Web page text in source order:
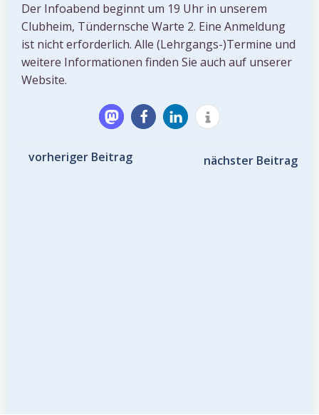
Der Infoabend beginnt um 19 Uhr in unserem
Clubheim, Tündernsche Warte 2. Eine Anmeldung
ist nicht erforderlich. Alle (Lehrgangs-)Termine und
weitere Informationen finden Sie auch auf unserer
Website.
Post
vorheriger Beitrag
Postnächster Beitrag